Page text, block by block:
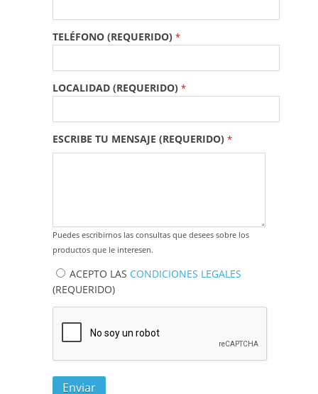
TELÉFONO (REQUERIDO) *
LOCALIDAD (REQUERIDO) *
ESCRIBE TU MENSAJE (REQUERIDO) *
Puedes escribirnos las consultas que desees sobre los
productos que le interesen.
CONDICIONES LEGALES*
ACEPTO LAS CONDICIONES LEGALES
(REQUERIDO)